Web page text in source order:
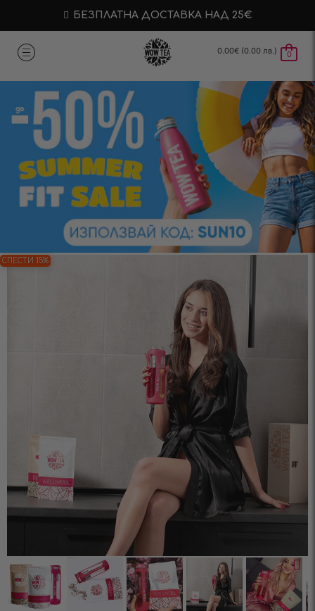
БЕЗПЛАТНА ДОСТАВКА НАД 25€
0.00€ (0.00 лв.) 0
СПЕСТИ 15%